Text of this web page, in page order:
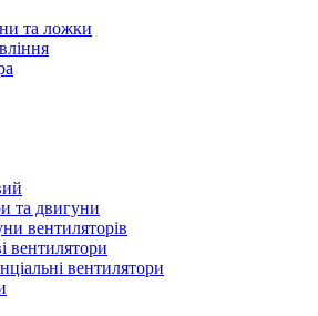
та ложки
та двигуни
вентиляторів
вентилятори
вентилятори